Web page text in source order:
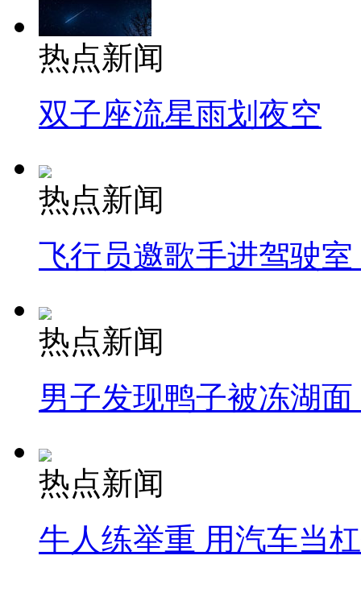
热点新闻
双子座流星雨划夜空
热点新闻
飞行员邀歌手进驾驶
热点新闻
男子发现鸭子被冻湖
热点新闻
牛人练举重 用汽车当